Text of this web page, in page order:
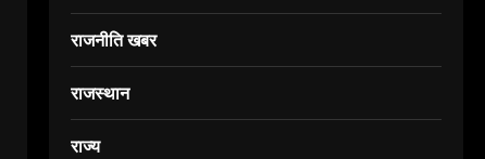
राजनीति खबर
राजस्थान
राज्य